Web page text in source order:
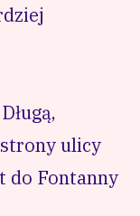
strony ulicy
do Fontanny